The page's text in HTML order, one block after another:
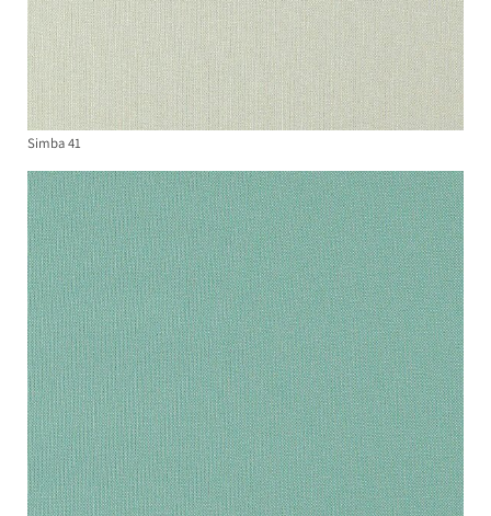
Simba 41